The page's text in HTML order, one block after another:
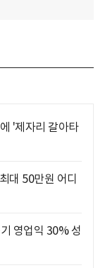
'제자리 갈아타
대 50만원 어디
영업익 30% 성